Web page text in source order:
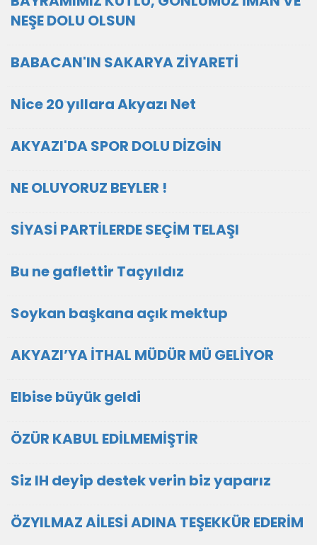
NEŞE DOLU OLSUN
BABACAN'IN SAKARYA ZİYARETİ
Nice 20 yıllara Akyazı Net
AKYAZI'DA SPOR DOLU DİZGİN
NE OLUYORUZ BEYLER !
SİYASİ PARTİLERDE SEÇİM TELAŞI
Bu ne gaflettir Taçyıldız
Soykan başkana açık mektup
AKYAZI’YA İTHAL MÜDÜR MÜ GELİYOR
Elbise büyük geldi
ÖZÜR KABUL EDİLMEMİŞTİR
Siz IH deyip destek verin biz yaparız
ÖZYILMAZ AİLESİ ADINA TEŞEKKÜR EDERİM